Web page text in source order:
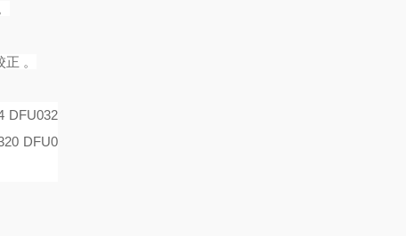
。
DFU032
DFU0